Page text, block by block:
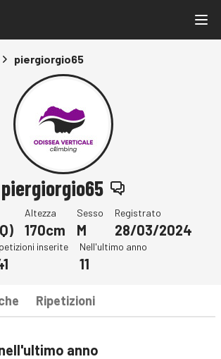
piergiorgio65
piergiorgio65
Altezza
170cm
Sesso
M
Registrato
28/03/2024
inserite Nell'ultimo anno
11
Ripetizioni
anno